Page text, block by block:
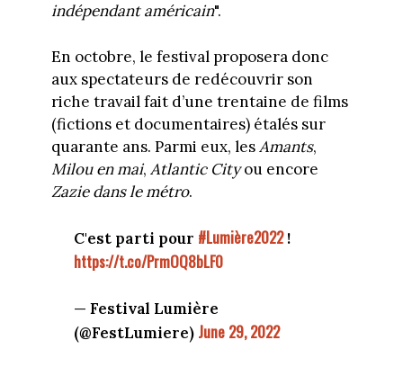
indépendant américain".
En octobre, le festival proposera donc
aux spectateurs de redécouvrir son
riche travail fait d’une trentaine de films
(fictions et documentaires) étalés sur
quarante ans. Parmi eux, lesAmants,
Milou en mai, Atlantic Cityou encore
Zazie dans le métro.
C'est parti pour #Lumière2022!
https://t.co/PrmOQ8bLF0
— Festival Lumière
(@FestLumiere) June 29, 2022